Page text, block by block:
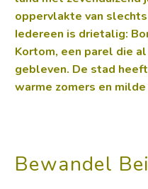
oppervlakte van
Iedereen is drietalig:
Kortom, een parel die
gebleven. De stad
warme zomers en
Bewandel